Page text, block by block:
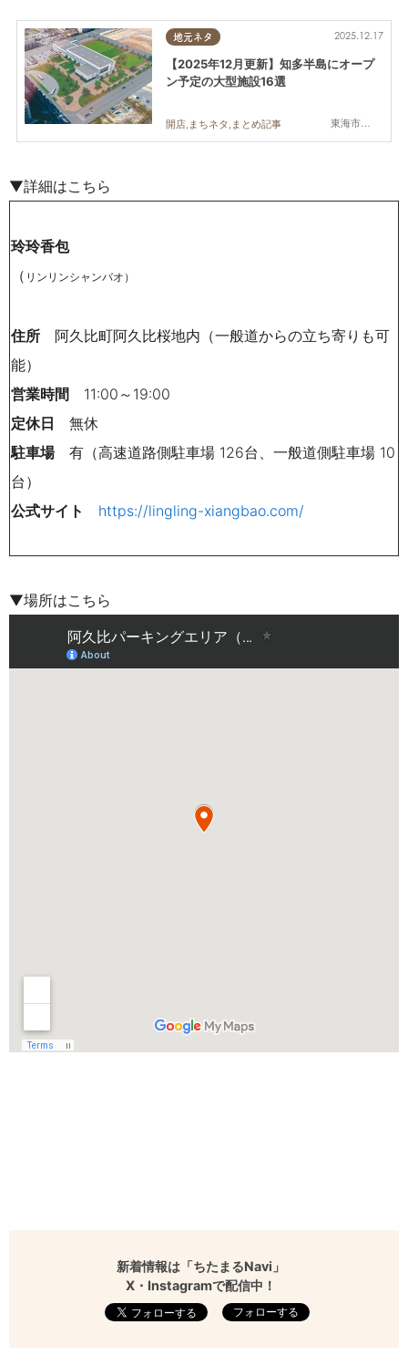
地元ネタ
東海市,大府市,知多市,東浦町,常滑市,武豊町
2025.12.17
【2025年12月更新】知多半島にオープ
ン予定の大型施設16選
開店,まちネタ,まとめ記事
▼詳細はこちら
玲玲香包
（ リンリンシャンバオ）
住所 阿久比町阿久比桜地内（一般道からの立ち寄りも可
能）
営業時間 11:00～19:00
定休日 無休
駐車場有（高速道路側駐車場 126台、一般道側駐車場 10
台）
公式サイト https://lingling-xiangbao.com/
▼場所はこちら
新着情報は「ちたまるNavi」
X・Instagramで配信中！
フォローする